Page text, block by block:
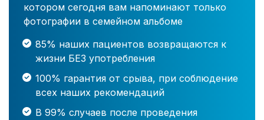
котором сегодня вам напоминают только
фотографии в семейном альбоме
85% наших пациентов возвращаются к
жизни БЕЗ употребления
100% гарантия от срыва, при соблюдение
всех наших рекомендаций
В 99% случаев после проведения